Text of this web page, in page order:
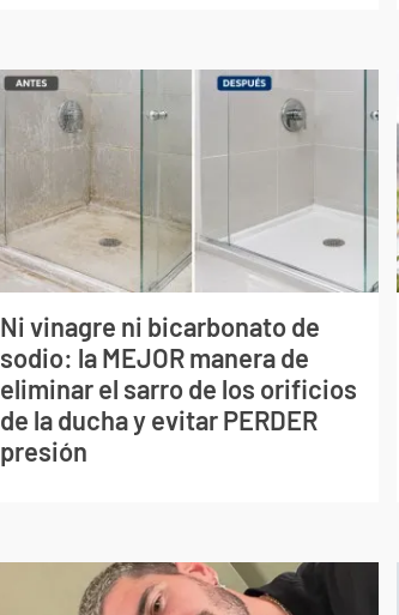
Ni vinagre ni bicarbonato de
sodio: la MEJOR manera de
eliminar el sarro de los orificios
de la ducha y evitar PERDER
presión